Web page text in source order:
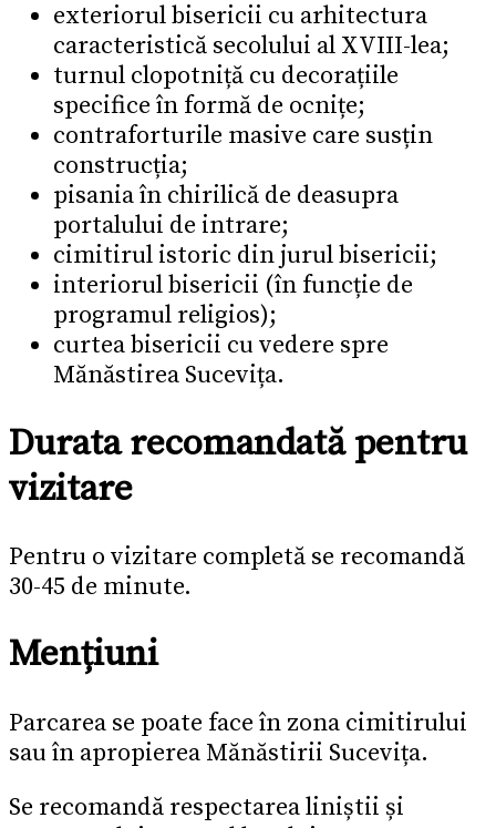
exteriorul bisericii cu arhitectura
caracteristică secolului al XVIII-lea;
turnul clopotniță cu decorațiile
specifice în formă de ocnițe;
contraforturile masive care susțin
construcția;
pisania în chirilică de deasupra
portalului de intrare;
cimitirul istoric din jurul bisericii;
interiorul bisericii (în funcție de
programul religios);
curtea bisericii cu vedere spre
Mănăstirea Sucevița.
Durata recomandată pentru
vizitare
Pentru o vizitare completă se recomandă
30-45 de minute.
Mențiuni
Parcarea se poate face în zona cimitirului
sau în apropierea Mănăstirii Sucevița.
Se recomandă respectarea liniștii și